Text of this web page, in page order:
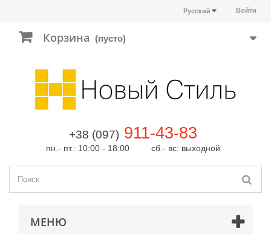
Войти
Русский
Корзина (пусто)
+38 (097) 911-43-83
пн.- пт.: 10:00 - 18:00 сб.- вс: выходной
МЕНЮ